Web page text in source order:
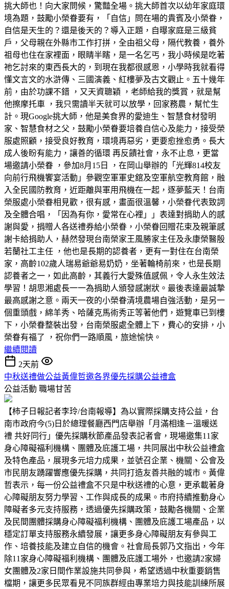
挑大師也！向大家問候，驚豔全場。挑大師首次以幼年家庭環
境為題，鼓勵小榮眷要有，「自信」問在場的貴賓及小榮眷，
自信是天生的？還是後天的？導入正題，自曝家庭是三級貧
戶，父母親在外縣市工作打拼，全由祖父母，隔代教養，養外
祖母也住在家裡面，眼睛半瞎，是一名乞丐，我小時候是吃著
祂乞討來的東西長大的，到現在我都很感恩，小學時我就看得
懂文言文的水滸傳、三國演義、紅樓夢及古文觀止。五十幾年
前，由於功課不錯 ，又天資聰穎 ，老師給我的獎賞，就是幫
他擦摩托車 ，我只需讀半天就可以放學，回家務農，幫忙生
計。現Google挑大師，他是美食界的愛迪生、智慧食材發明
家、智慧食材之父，鼓勵小榮眷要培養自信心及能力，接受榮
服處照顧，接受良好教育，環境再惡劣，更要愈挫愈勇。長大
成人後盼有能力，讓善的循環 再反饋社會，永不止息，更當
場邀請小榮眷 ，參加8月15日 ，在岡山舉辦的「光輝814校友
向前行飛機饗宴活動」參觀空軍軍史舘及空軍航空教育館，融
入全民國防教育，近距離與軍用飛機在一起，逐夢藍天！台南
榮服處小榮眷相見歡，很有感，畫面很溫馨，小榮眷代表致詞
及全體合唱，「因為有你，愛常在心裡」」表達對捐助人的感
謝與愛，捐贈人各送禮券給小榮眷，小榮眷回贈花束及親筆感
謝卡給捐助人，赫然發現台南榮家王風勝家主任及永康榮醫殷
若蘭社工主任 ，他也是長期的認養者，更有一對住在台南榮
家，高齡102歲人瑞易爺爺易奶奶，坐著輪椅前來，也是長期
認養者之一，如此高齡，其義行大愛殊值感佩，令人永生效法
學習！胡思湘處長一一為捐助人頒發感謝狀。最後表達最誠摯
最高感謝之意。兩天一夜的小榮眷清境農場自強活動，是另一
個重頭戲，綿羊秀、哈薩克馬術秀正等著他們，遊覽車已到樓
下，小榮眷整裝出發，台南榮服處全體上下，費心的安排，小
榮眷有福了 ，祝你們一路順風，旅途愉快。
繼續閱讀
2天前
中秋送禮做公益黃偉哲邀各界優先採購公益禮盒
公益活動 職場甘苦
【柿子日報記者李玲/台南報導】為以實際採購支持公益，台
南市政府今(5)日於總理餐廳西門店舉辦「月滿相逢－溫暖送
禮 共好同行」優先採購秋節產品發表記者會，現場邀集11家
身心障礙福利機構、團體及庇護工場，共同展出中秋公益禮盒
及特色產品，展現多元培力成果，並號召企業、機關、公會及
市民朋友踴躍響應優先採購，共同打造友善共融的城市。黃偉
哲表示，每一份公益禮盒不只是中秋送禮的心意，更承載著身
心障礙朋友努力學習、工作與成長的成果。市府持續推動身心
障礙者多元支持服務，透過優先採購政策，鼓勵各機關、企業
及民間團體採購身心障礙福利機構、團體及庇護工場產品，以
穩定訂單支持服務永續發展，讓更多身心障礙朋友有參與工
作、培養技能及建立自信的機會。社會局長郭乃文指出，今年
除11家身心障礙福利機構、團體及庇護工場外，也邀請2家婦
女團體及2家日間作業設施共同參與，希望透過中秋重要銷售
檔期，讓更多民眾看見不同族群經由專業培力與技能訓練所展